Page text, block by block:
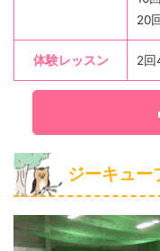
20
体験レッスン 2回
ジーキュー